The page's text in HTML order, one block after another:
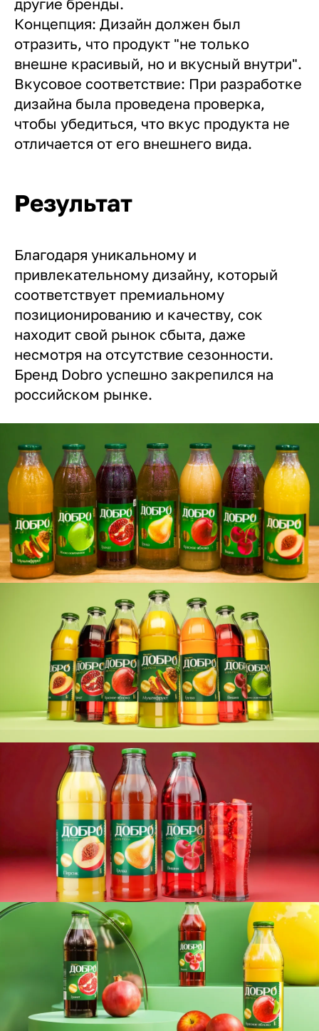
Концепция: Дизайн должен был
отразить, что продукт "не только
внешне красивый, но и вкусный внутри".
Вкусовое соответствие: При разработке
дизайна была проведена проверка,
чтобы убедиться, что вкус продукта не
отличается от его внешнего вида.
Результат
Благодаря уникальному и
привлекательному дизайну, который
соответствует премиальному
позиционированию и качеству, сок
находит свой рынок сбыта, даже
несмотря на отсутствие сезонности.
Бренд Dobro успешно закрепился на
российском рынке.